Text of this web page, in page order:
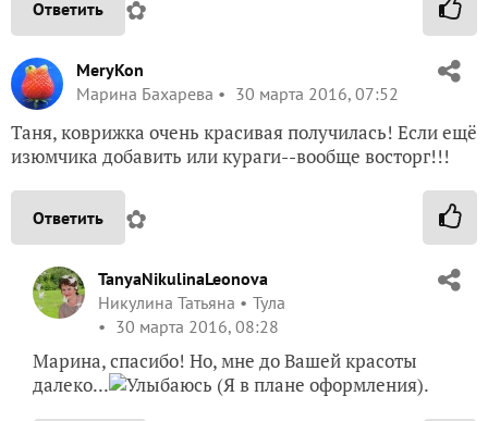
Ответить ✿
MeryKon
Марина Бахарева
30 марта 2016, 07:52
Таня, коврижка очень красивая получилась! Если ещё
изюмчика добавить или кураги--вообще восторг!!!
Ответить ✿
TanyaNikulinaLeonova
Никулина Татьяна
Тула
30 марта 2016, 08:28
Марина, спасибо! Но, мне до Вашей красоты
далеко...
(Я в плане оформления).